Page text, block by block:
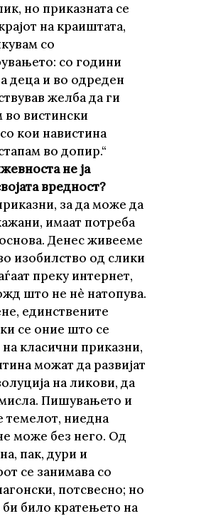
но приказната се
на краиштата,
со
со години
деца и во одреден
желба да ги
во вистински
кои навистина
во допир.“
не ја
вредност?
за да може да
имаат потреба
Денес живееме
изобилство од слики
преку интернет,
што не нè натопува.
единствените
се оние што се
класични приказни,
можат да развијат
на ликови, да
Пишувањето и
темелот, ниедна
може без него. Од
пак, дури и
се занимава со
потсвесно; но
било кратењето на